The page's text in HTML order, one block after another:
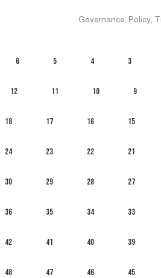
3
4
5
6
9
10
11
12
15
16
17
18
21
22
23
24
27
28
29
30
33
34
35
36
39
40
41
42
45
46
47
48